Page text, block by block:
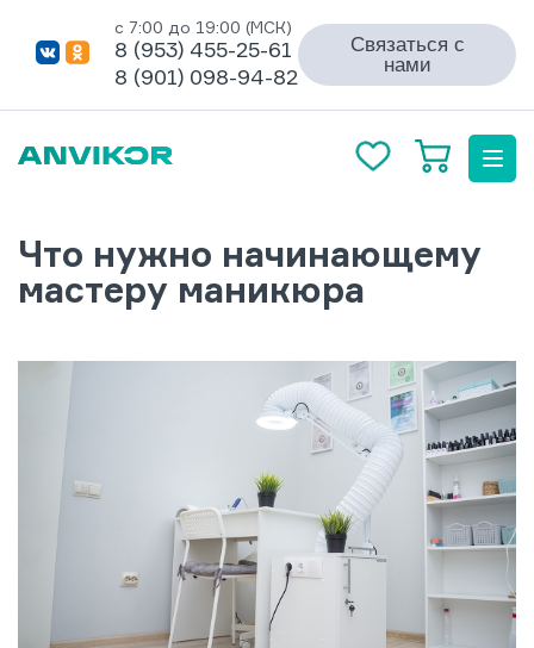
с 7:00 до 19:00 (МСК)
8 (953) 455-25-61
8 (901) 098-94-82
Связаться с
нами
Что нужно начинающему
мастеру маникюра